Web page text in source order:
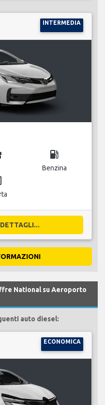
INTERMEDIA
local_gas_station
Benzina
National su Aeroporto
auto diesel:
ECONOMICA